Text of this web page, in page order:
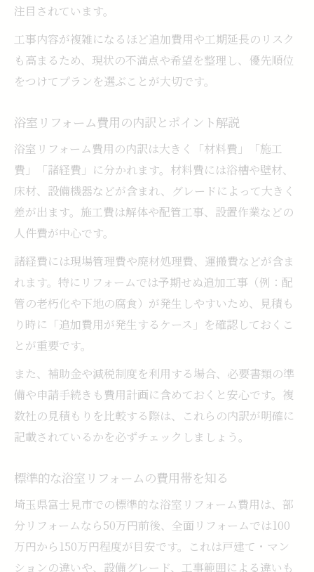
費用対効果で考える浴室リフォームの選び
点
グレード別浴室リフォーム費用の違い
比較で見極める埼玉県富士見市の浴室改善法
浴室リフォーム業者選びの比較ポイント
複数プランから選ぶ浴室リフォームのコツ
浴室リフォームの比較で分かる費用差の理
由
埼玉県富士見市のリフォーム事例を比較検
討
比較結果から見る浴室リフォームの最適解
注目されています。
工事内容が複雑になるほど追加費用や工期延長のリスク
も高まるため、現状の不満点や希望を整理し、優先順位
をつけてプランを選ぶことが大切です。
浴室リフォーム費用の内訳とポイント解説
浴室リフォーム費用の内訳は大きく「材料費」「施工
費」「諸経費」に分かれます。材料費には浴槽や壁材、
床材、設備機器などが含まれ、グレードによって大きく
差が出ます。施工費は解体や配管工事、設置作業などの
人件費が中心です。
諸経費には現場管理費や廃材処理費、運搬費などが含ま
れます。特にリフォームでは予期せぬ追加工事（例：配
管の老朽化や下地の腐食）が発生しやすいため、見積も
り時に「追加費用が発生するケース」を確認しておくこ
とが重要です。
また、補助金や減税制度を利用する場合、必要書類の準
備や申請手続きも費用計画に含めておくと安心です。複
数社の見積もりを比較する際は、これらの内訳が明確に
記載されているかを必ずチェックしましょう。
標準的な浴室リフォームの費用帯を知る
埼玉県富士見市での標準的な浴室リフォーム費用は、部
分リフォームなら50万円前後、全面リフォームでは100
万円から150万円程度が目安です。これは戸建て・マン
ションの違いや、設備グレード、工事範囲による違いも